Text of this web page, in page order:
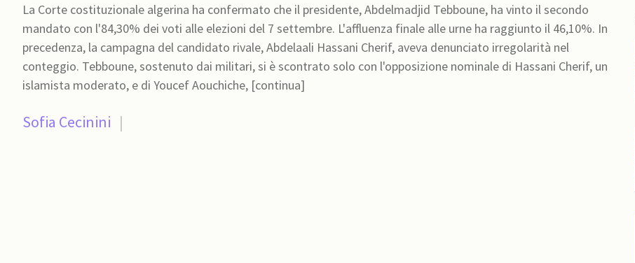
La Corte costituzionale algerina ha confermato che il presidente, Abdelmadjid Tebboune, ha vinto il secondo
mandato con l'84,30% dei voti alle elezioni del 7 settembre. L'affluenza finale alle urne ha raggiunto il 46,10%. In
precedenza, la campagna del candidato rivale, Abdelaali Hassani Cherif, aveva denunciato irregolarità nel
conteggio. Tebboune, sostenuto dai militari, si è scontrato solo con l'opposizione nominale di Hassani Cherif, un
islamista moderato, e di Youcef Aouchiche, [continua]
Sofia Cecinini |